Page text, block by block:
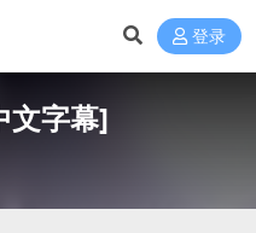
登录
文字幕]